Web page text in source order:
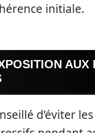
initiale.
AUX
d’éviter